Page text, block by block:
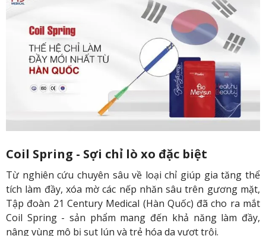
Coil Spring - Sợi chỉ lò xo đặc biệt
Từ nghiên cứu chuyên sâu về loại chỉ giúp gia tăng thể
tích làm đầy, xóa mờ các nếp nhăn sâu trên gương mặt,
Tập đoàn 21 Century Medical (Hàn Quốc) đã cho ra mắt
Coil Spring - sản phẩm mang đến khả năng làm đầy,
nâng vùng mô bị sụt lún và trẻ hóa da vượt trội.